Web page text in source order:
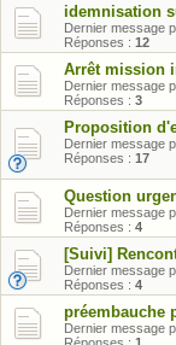
idemnisation
Dernier message
Réponses : 12
Arrêt mission
Dernier message
Réponses : 3
Proposition
Dernier message
Réponses : 17
Question
Dernier message
Réponses : 4
[Suivi]
Dernier message
Réponses : 4
préembauche
Dernier message